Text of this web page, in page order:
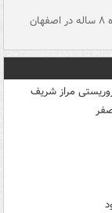
کامیون با راننده ۸ ساله در اصفهان
مراز شریف